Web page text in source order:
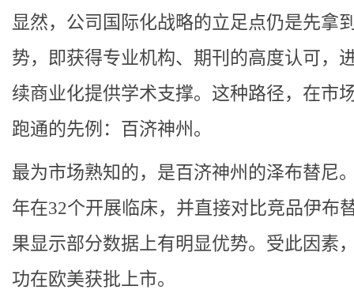
显然，公司国际化战略的立足点仍是先拿
势，即获得专业机构、期刊的高度认可，
续商业化提供学术支撑。这种路径，在市
跑通的先例：百济神州。
最为市场熟知的，是百济神州的泽布替尼
年在32个开展临床，并直接对比竞品伊布
果显示部分数据上有明显优势。受此因素
功在欧美获批上市。